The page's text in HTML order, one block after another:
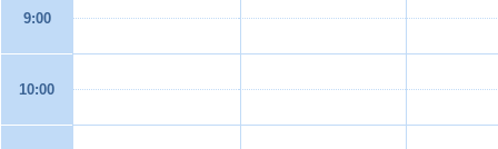
9:00
10:00